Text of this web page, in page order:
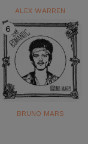
ALEX WARREN
6
BRUNO MARS